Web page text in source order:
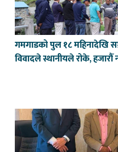
गमगाडको पुल १८ महिनादेखि
विवादले स्थानीयले रोके, हजारौँ